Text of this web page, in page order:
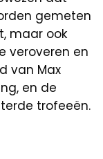
gemeten
maar ook
veroveren en
van Max
en de
trofeeën.